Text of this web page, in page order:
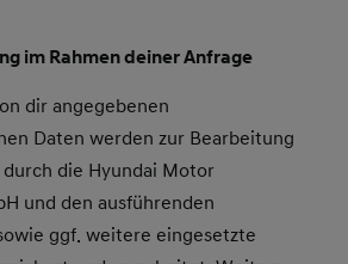
im Rahmen deiner Anfrage
dir angegebenen
Daten werden zur Bearbeitung
die Hyundai Motor
und den ausführenden
ggf. weitere eingesetzte